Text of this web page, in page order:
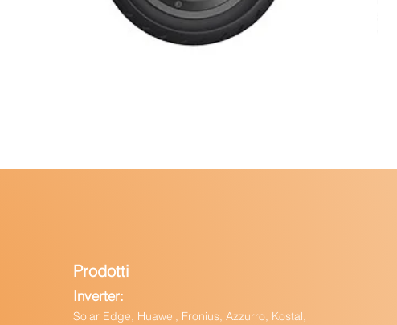
Prodotti
Inverter:
Solar Edge, Huawei, Fronius, Azzurro, Kostal,